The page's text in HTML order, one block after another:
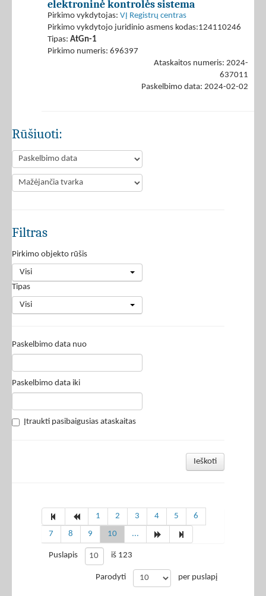
elektroninė kontrolės sistema
Pirkimo vykdytojas: VĮ Registrų centras
Pirkimo vykdytojo juridinio asmens kodas:124110246
Tipas: AtGn-1
Pirkimo numeris: 696397
Ataskaitos numeris: 2024-
637011
Paskelbimo data: 2024-02-02
Rūšiuoti:
Filtras
Pirkimo objekto rūšis
Visi
Tipas
Visi
Paskelbimo data nuo
Paskelbimo data iki
Įtraukti pasibaigusias ataskaitas
Ieškoti
1 2 3 4 5
6
7
8 9 10 ...
Puslapis iš 123
Parodyti per puslapį